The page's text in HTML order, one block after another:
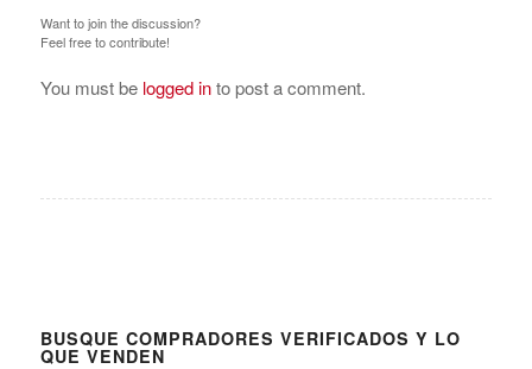
Want to join the discussion?
Feel free to contribute!
You must be logged into post a comment.
BUSQUE COMPRADORES VERIFICADOS Y LO
QUE VENDEN